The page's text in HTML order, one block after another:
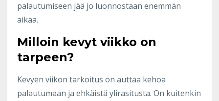
palautumiseen jää jo luonnostaan enemmän
aikaa.
Milloin kevyt viikko on
tarpeen?
Kevyen viikon tarkoitus on auttaa kehoa
palautumaan ja ehkäistä ylirasitusta. On kuitenkin